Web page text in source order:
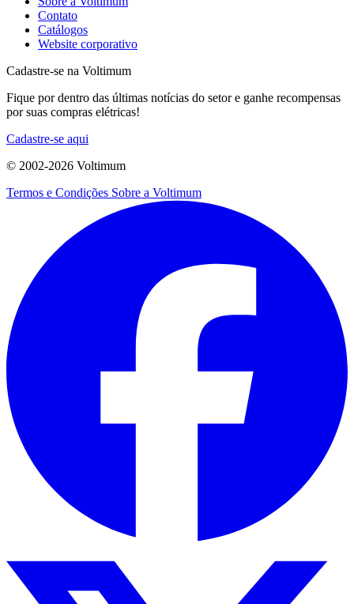
Contato
Catálogos
Website corporativo
Cadastre-se na Voltimum
Fique por dentro das últimas notícias do setor e ganhe recompensas
por suas compras elétricas!
Cadastre-se aqui
© 2002-2026 Voltimum
Termos e Condições Sobre a Voltimum